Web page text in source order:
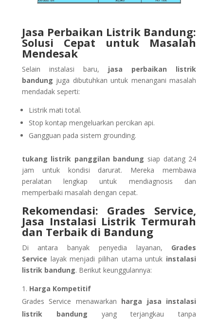
Jasa Perbaikan Listrik Bandung:
Solusi Cepat untuk Masalah
Mendesak
Selain instalasi baru, jasa perbaikan listrik
bandung juga dibutuhkan untuk menangani masalah
mendadak seperti:
Listrik mati total.
Stop kontap mengeluarkan percikan api.
Gangguan pada sistem grounding.
tukang listrik panggilan bandung siap datang 24
jam untuk kondisi darurat. Mereka membawa
peralatan lengkap untuk mendiagnosis dan
memperbaiki masalah dengan cepat.
Rekomendasi: Grades Service,
Jasa Instalasi Listrik Termurah
dan Terbaik di Bandung
Di antara banyak penyedia layanan, Grades
Service layak menjadi pilihan utama untuk instalasi
listrik bandung. Berikut keunggulannya:
Harga Kompetitif
Grades Service menawarkan harga jasa instalasi
listrik bandung yang terjangkau tanpa